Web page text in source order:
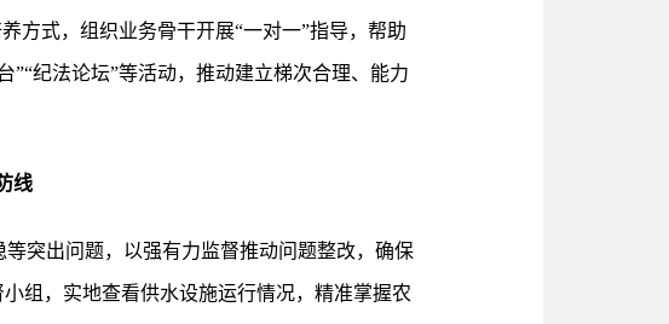
方式，组织业务骨干开展“一对一”指导，帮助
纪法论坛”等活动，推动建立梯次合理、能力
线
突出问题，以强有力监督推动问题整改，确保
组，实地查看供水设施运行情况，精准掌握农